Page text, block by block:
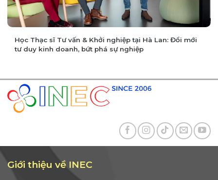
Học Thạc sĩ Tư vấn & Khởi nghiệp tại Hà Lan: Đổi mới
tư duy kinh doanh, bứt phá sự nghiệp